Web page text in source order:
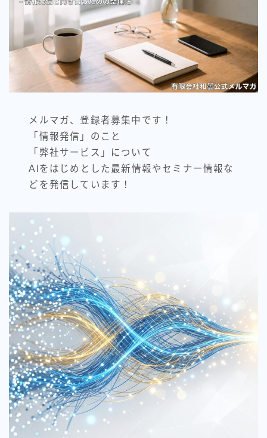
メルマガ、登録者募集中です！
「情報発信」のこと
「弊社サービス」について
AIをはじめとした最新情報やセミナー情報な
どを発信しています！